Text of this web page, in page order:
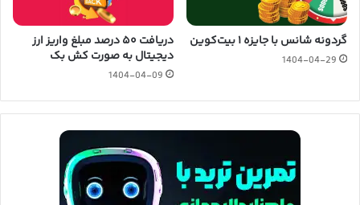
گردونه شانس با جایزه ۱ بیت‌کوین
1404-04-29
دریافت ۵۰ درصد مبلغ واریز ارز
دیجیتال به صورت کش بک
1404-04-09